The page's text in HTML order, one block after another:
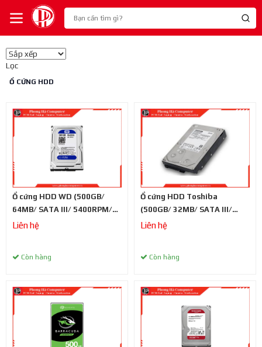
Lọc
Ổ CỨNG HDD
Ổ cứng HDD WD (500GB/
64MB/ SATA III/ 5400RPM/
3.5 inch)
Liên hệ
Còn hàng
Ổ cứng HDD Toshiba
(500GB/ 32MB/ SATA III/
7200rpm/ 3.5 inch)
Liên hệ
Còn hàng